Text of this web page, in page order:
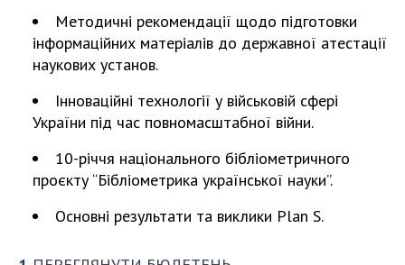
Робота з молоддю
Членство в міжнародних організаціях
Міжнародні програми та конкурси
ДОКУМЕНТИ
Методичні рекомендації щодо підготовки
інформаційних матеріалів до державної атестації
наукових установ.
Інноваційні технології у військовій сфері
України під час повномасштабної війни.
10-річчя національного бібліометричного
проєкту “Бібліометрика української науки”.
Основні результати та виклики Plan S.